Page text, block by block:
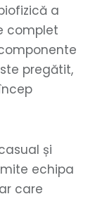
a
complet
pregătit,
și
echipa
care